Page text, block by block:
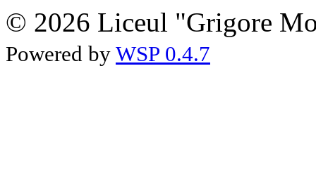
© 2026 Liceul "Grigore
Powered by WSP 0.4.7